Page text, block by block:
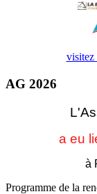
visitez
AG 2026
a eu
à
Programme de la